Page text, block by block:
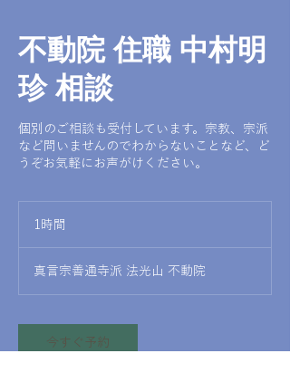
不動院 住職 中村明
珍 相談
個別のご相談も受付しています。宗教、宗派
など問いませんのでわからないことなど、ど
うぞお気軽にお声がけください。
1時間
真言宗善通寺派 法光山 不動院
今すぐ予約